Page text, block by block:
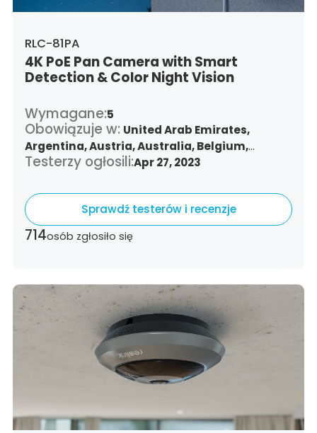
RLC-81PA
4K PoE Pan Camera with Smart
Detection & Color Night Vision
Wymagane:5
Obowiązuje w: United Arab Emirates,
Argentina,Austria,Australia,Belgium,
Bulgaria,Benin,Brazil,Belize,Canada,
Czech Republic,Germany,Denmark,
Dominican Republic,Algeria,Ecuador,
Estonia,Spain,Ethiopia,Finland,France,
United Kingdom,Greece,
Kuwait,
Saint Lucia, Lithuania,
Luxembourg,
Latvia,
Morocco,Malta,Malaysia,Nigeria,
Netherlands,Panama, Peru,Philippines,
Portugal, Romania,Saudi
Sweden,Singapore,Slovenia,
Thailand,Turkey,Trinidad and
Testerzy ogłosili:Apr 27, 2023
Sprawdź testerów i recenzje
714osób zgłosiło się